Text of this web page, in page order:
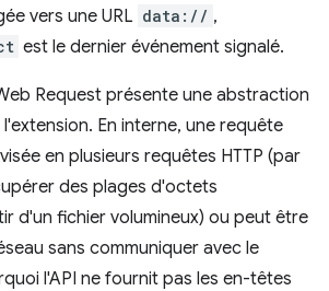
vers une URL data:// ,
est le dernier événement signalé.
Request présente une abstraction
En interne, une requête
en plusieurs requêtes HTTP (par
des plages d'octets
d'un fichier volumineux) ou peut être
sans communiquer avec le
l'API ne fournit pas les en-têtes